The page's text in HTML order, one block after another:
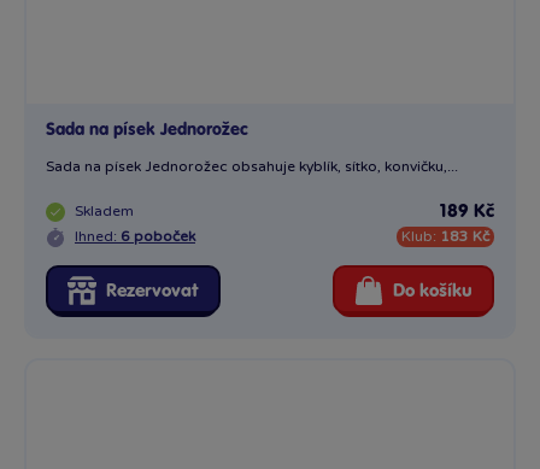
Sada na písek Jednorožec
Sada na písek Jednorožec obsahuje kyblík, sítko, konvičku,...
Skladem
Ihned: 6 poboček
189 Kč
Klub: 183 Kč
Rezervovat Do košíku